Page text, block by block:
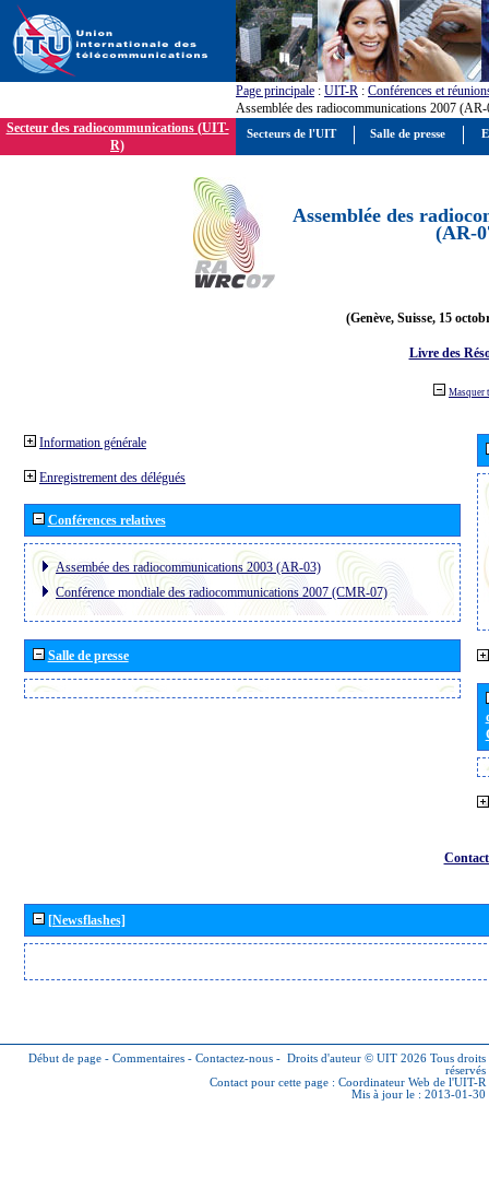
Page principale : UIT-R : Conférences et
Assemblée des radiocommunications 2007
Secteur des radiocommunications (UIT-
R)
Assemblée des
(AR-
(Genève, Suisse, 15
Livre des
Masquer
Information générale
Enregistrement des délégués
Conférences relatives
Assembée des radiocommunications 2003 (AR-03)
Conférence mondiale des radiocommunications 2007 (CMR-07)
Salle de presse
[Newsflashes]
Début de page - Commentaires - Contactez-nous - Droits d'auteur © UIT 2026 Tous droits
réservés
Contact pour cette page : Coordinateur Web de l'UIT-R
Mis à jour le : 2013-01-30
Secteurs de l'UIT Salle de presse